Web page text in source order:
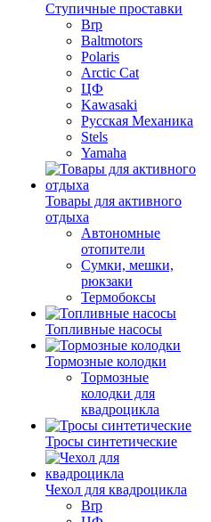
Ступичные проставки
Brp
Baltmotors
Polaris
Arctic Cat
ЦФ
Kawasaki
Русская Механика
Stels
Yamaha
Товары для активного
отдыха
Автономные
отопители
Сумки, мешки,
рюкзаки
Термобоксы
Топливные насосы
Тормозные колодки
Тормозные
колодки для
квадроцикла
Тросы синтетические
Чехол для квадроцикла
Brp